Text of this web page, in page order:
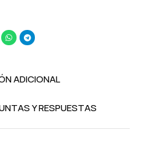
ADICIONAL
Y RESPUESTAS